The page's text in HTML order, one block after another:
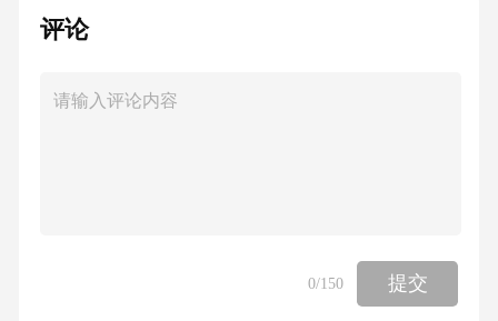
手榴弹以确保安全。根据目标距离选择合适的
2风向和风速会影响手榴弹的落点，选择投掷时
敌方火力，为进攻创造机会。攻防转换战术01
在城市巷战中，82-2手榴弹的短距离杀伤力成为
评论
0/150 提交